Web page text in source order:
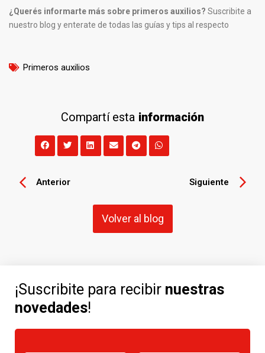
¿Querés informarte más sobre primeros auxilios? Suscribite a
nuestro blog y enterate de todas las guías y tips al respecto
Primeros auxilios
Compartí esta información
Anterior Siguiente
Volver al blog
¡Suscribite para recibir nuestras
novedades!